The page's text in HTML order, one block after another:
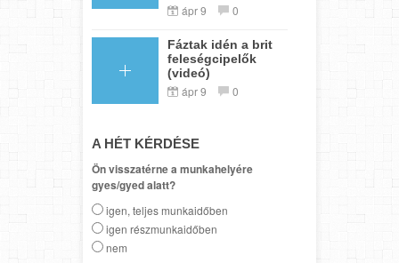
ápr 9 0
Fáztak idén a brit
feleségcipelők
(videó)
ápr 9 0
A HÉT KÉRDÉSE
Ön visszatérne a munkahelyére
gyes/gyed alatt?
igen, teljes munkaidőben
igen részmunkaidőben
nem